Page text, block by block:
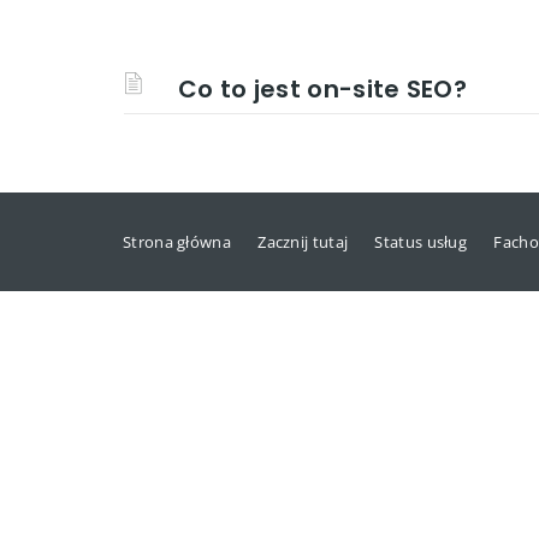
Co to jest on-site SEO?
Strona główna Zacznij tutaj Status usług